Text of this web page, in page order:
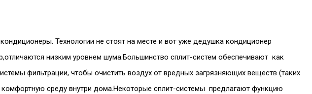
Технологии не стоят на месте и вот уже дедушка кондиционер
низким уровнем шума.Большинство сплит-систем обеспечивают как
фильтрации, чтобы очистить воздух от вредных загрязняющих веществ (таких
среду внутри дома.Некоторые сплит-системы предлагают функцию